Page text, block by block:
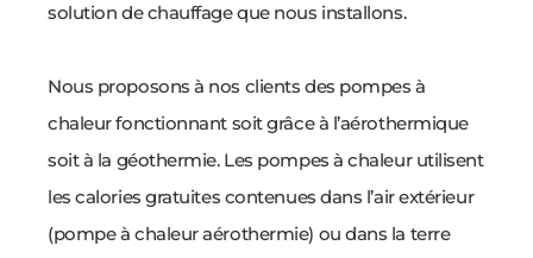
solution de chauffage que nous installons.
Nous proposons à nos clients des pompes à
chaleur fonctionnant soit grâce à l’aérothermique
soit à la géothermie. Les pompes à chaleur utilisent
les calories gratuites contenues dans l’air extérieur
(pompe à chaleur aérothermie) ou dans la terre